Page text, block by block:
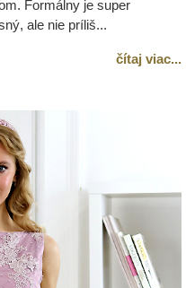
Formálny je super
ale nie príliš...
čítaj viac...